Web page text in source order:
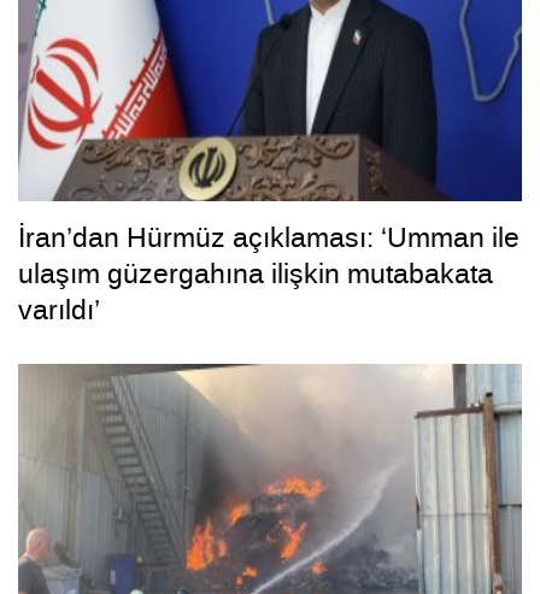
İran’dan Hürmüz açıklaması: ‘Umman ile
ulaşım güzergahına ilişkin mutabakata
varıldı’